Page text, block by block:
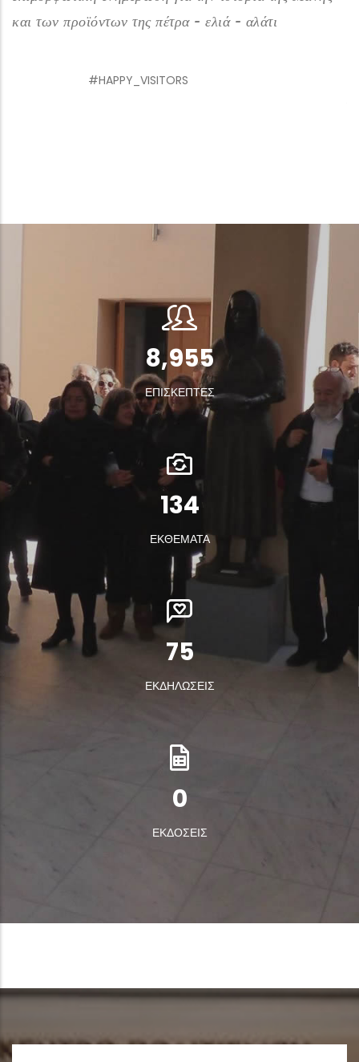
τη διαδικασία εκτύπωσης της εφημερίδας Λακωνίας
Βυθό της θάλασσας που ανέπτυξε ο καταξιωμένος
12,000
ΕΠΙΣΚΕΠΤΕΣ
180
ΕΚΘΕΜΑΤΑ
100
ΕΚΔΗΛΩΣΕΙΣ
0
ΕΚΔΟΣΕΙΣ